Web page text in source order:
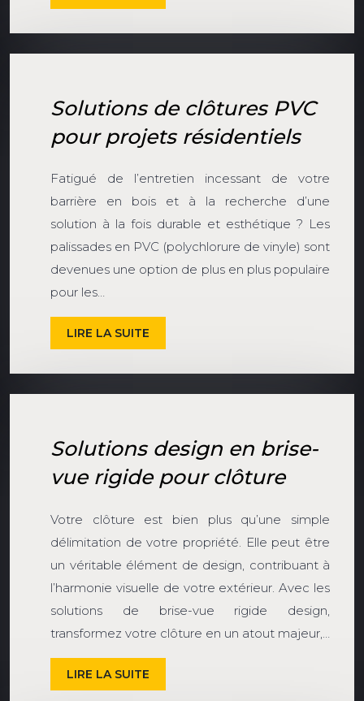
Solutions de clôtures PVC
pour projets résidentiels
Fatigué de l’entretien incessant de votre
barrière en bois et à la recherche d’une
solution à la fois durable et esthétique ? Les
palissades en PVC (polychlorure de vinyle) sont
devenues une option de plus en plus populaire
pour les…
LIRE LA SUITE
Solutions design en brise-
vue rigide pour clôture
Votre clôture est bien plus qu’une simple
délimitation de votre propriété. Elle peut être
un véritable élément de design, contribuant à
l’harmonie visuelle de votre extérieur. Avec les
solutions de brise-vue rigide design,
transformez votre clôture en un atout majeur,…
LIRE LA SUITE